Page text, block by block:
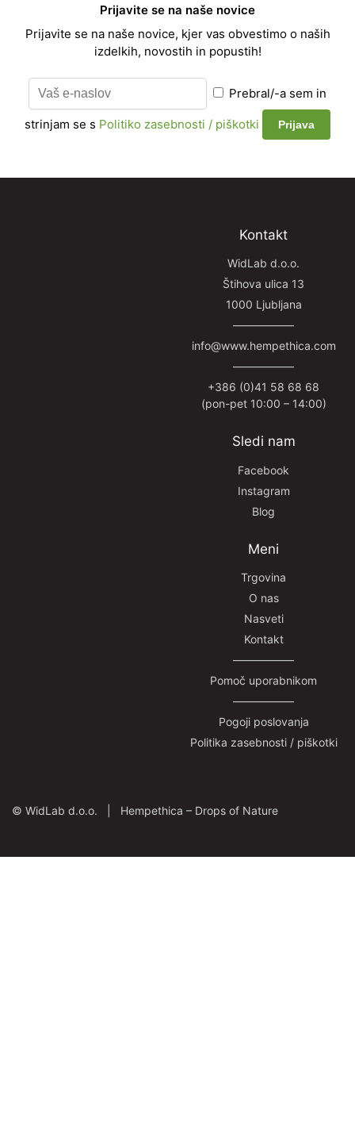
Prijavite se na naše novice
Prijavite se na naše novice, kjer vas obvestimo o naših
izdelkih, novostih in popustih!
Prebral/-a sem in
strinjam se s Politiko zasebnosti / piškotki
Kontakt
WidLab d.o.o.
Štihova ulica 13
1000 Ljubljana
—————–
info@www.hempethica.com
—————–
+386 (0)41 58 68 68
(pon-pet 10:00 – 14:00)
Sledi nam
Facebook
Instagram
Blog
Meni
Trgovina
O nas
Nasveti
Kontakt
—————–
Pomoč uporabnikom
—————–
Pogoji poslovanja
Politika zasebnosti / piškotki
© WidLab d.o.o. | Hempethica – Drops of Nature